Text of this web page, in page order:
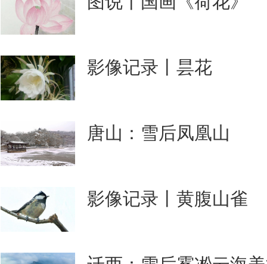
影像记录丨昙花
唐山：雪后凤凰山
影像记录丨黄腹山雀